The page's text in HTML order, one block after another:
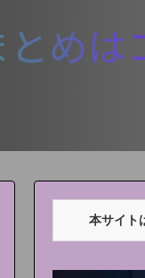
本サイト